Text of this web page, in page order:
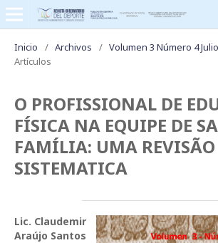
Inicio / Archivos / Volumen 3 Número 4
Artículos
O PROFISSIONAL DE
FÍSICA NA EQUIPE DE
FAMÍLIA: UMA REVISÃO
SISTEMATICA
Lic. Claudemir
Araújo Santos